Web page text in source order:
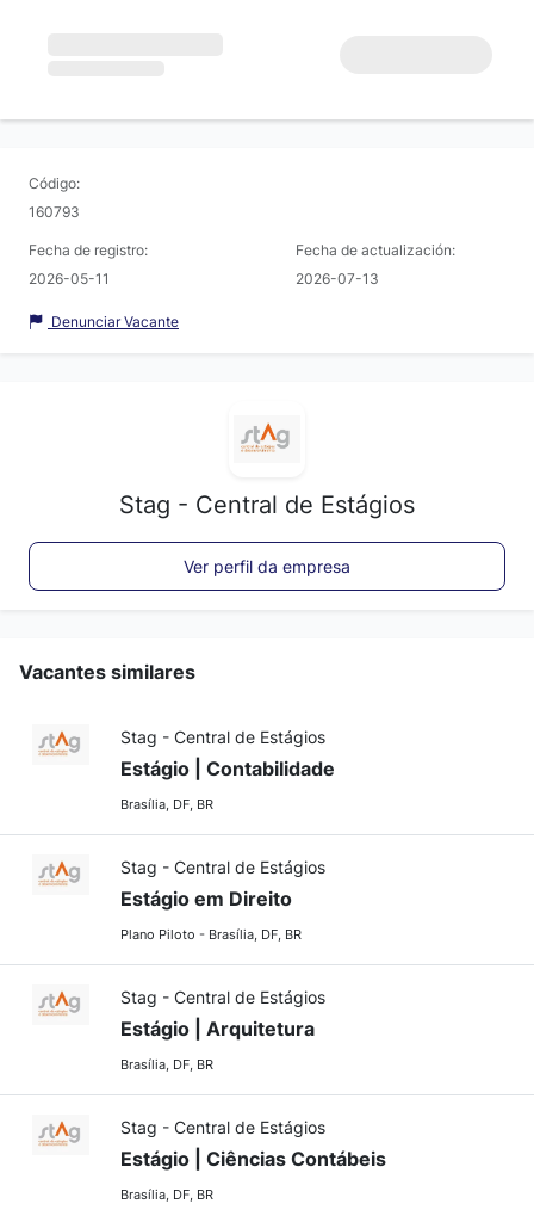
Código:
160793
Fecha de registro:
2026-05-11
Fecha de actualización:
2026-07-13
Denunciar Vacante
Stag - Central de Estágios
Ver perfil da empresa
Vacantes similares
Stag - Central de Estágios
Estágio | Contabilidade
Brasília, DF, BR
Stag - Central de Estágios
Estágio em Direito
Plano Piloto - Brasília, DF, BR
Stag - Central de Estágios
Estágio | Arquitetura
Brasília, DF, BR
Stag - Central de Estágios
Estágio | Ciências Contábeis
Brasília, DF, BR